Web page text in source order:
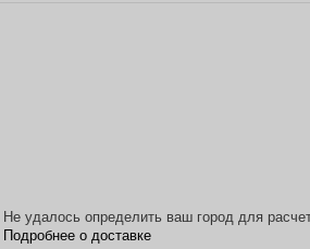
Не удалось определить ваш город для
Подробнее о доставке